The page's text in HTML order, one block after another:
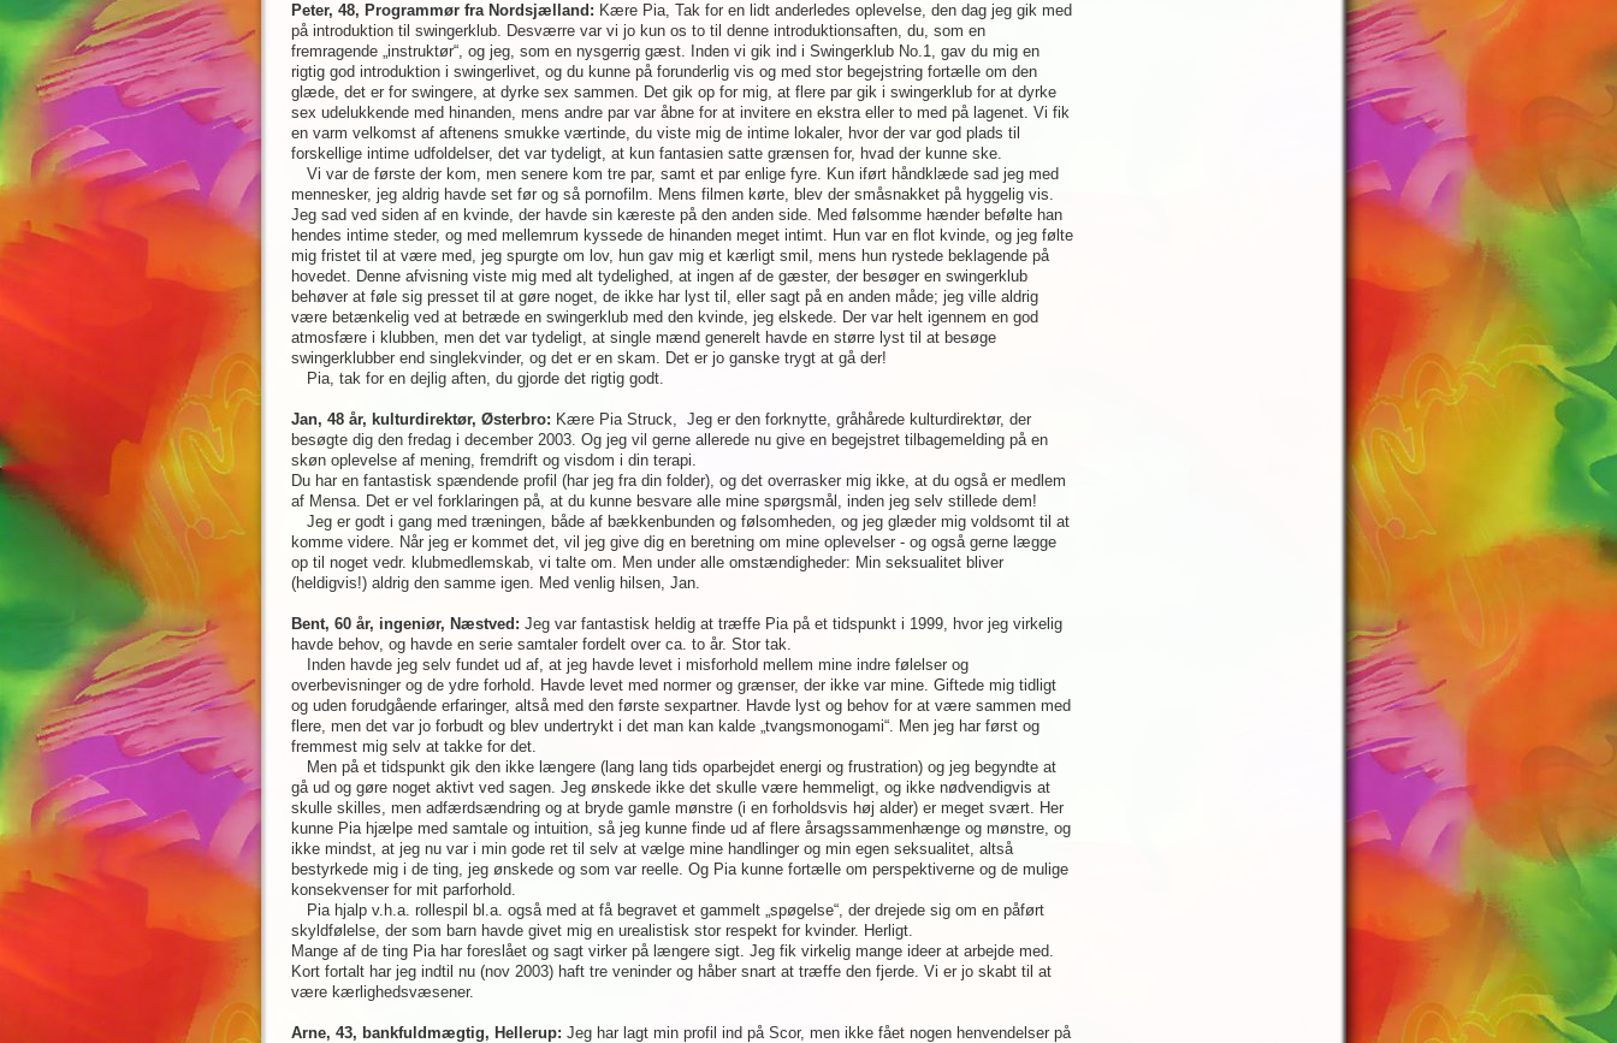
Peter, 48, Programmør fra Nordsjælland: Kære Pia, Tak for en lidt anderledes oplevelse, den dag jeg gik med
på introduktion til swingerklub. Desværre var vi jo kun os to til denne introduktionsaften, du, som en
fremragende „instruktør“, og jeg, som en nysgerrig gæst. Inden vi gik ind i Swingerklub No.1, gav du mig en
rigtig god introduktion i swingerlivet, og du kunne på forunderlig vis og med stor begejstring fortælle om den
glæde, det er for swingere, at dyrke sex sammen. Det gik op for mig, at flere par gik i swingerklub for at dyrke
sex udelukkende med hinanden, mens andre par var åbne for at invitere en ekstra eller to med på lagenet. Vi fik
en varm velkomst af aftenens smukke værtinde, du viste mig de intime lokaler, hvor der var god plads til
forskellige intime udfoldelser, det var tydeligt, at kun fantasien satte grænsen for, hvad der kunne ske.
Vi var de første der kom, men senere kom tre par, samt et par enlige fyre. Kun iført håndklæde sad jeg med
mennesker, jeg aldrig havde set før og så pornofilm. Mens filmen kørte, blev der småsnakket på hyggelig vis.
Jeg sad ved siden af en kvinde, der havde sin kæreste på den anden side. Med følsomme hænder befølte han
hendes intime steder, og med mellemrum kyssede de hinanden meget intimt. Hun var en flot kvinde, og jeg følte
mig fristet til at være med, jeg spurgte om lov, hun gav mig et kærligt smil, mens hun rystede beklagende på
hovedet. Denne afvisning viste mig med alt tydelighed, at ingen af de gæster, der besøger en swingerklub
behøver at føle sig presset til at gøre noget, de ikke har lyst til, eller sagt på en anden måde; jeg ville aldrig
være betænkelig ved at betræde en swingerklub med den kvinde, jeg elskede. Der var helt igennem en god
atmosfære i klubben, men det var tydeligt, at single mænd generelt havde en større lyst til at besøge
swingerklubber end singlekvinder, og det er en skam. Det er jo ganske trygt at gå der!
Pia, tak for en dejlig aften, du gjorde det rigtig godt.
Jan, 48 år, kulturdirektør, Østerbro: Kære Pia Struck, Jeg er den forknytte, gråhårede kulturdirektør, der
besøgte dig den fredag i december 2003. Og jeg vil gerne allerede nu give en begejstret tilbagemelding på en
skøn oplevelse af mening, fremdrift og visdom i din terapi.
Du har en fantastisk spændende profil (har jeg fra din folder), og det overrasker mig ikke, at du også er medlem
af Mensa. Det er vel forklaringen på, at du kunne besvare alle mine spørgsmål, inden jeg selv stillede dem!
Jeg er godt i gang med træningen, både af bækkenbunden og følsomheden, og jeg glæder mig voldsomt til at
komme videre. Når jeg er kommet det, vil jeg give dig en beretning om mine oplevelser - og også gerne lægge
op til noget vedr. klubmedlemskab, vi talte om. Men under alle omstændigheder: Min seksualitet bliver
(heldigvis!) aldrig den samme igen. Med venlig hilsen, Jan.
Bent, 60 år, ingeniør, Næstved: Jeg var fantastisk heldig at træffe Pia på et tidspunkt i 1999, hvor jeg virkelig
havde behov, og havde en serie samtaler fordelt over ca. to år. Stor tak.
Inden havde jeg selv fundet ud af, at jeg havde levet i misforhold mellem mine indre følelser og
overbevisninger og de ydre forhold. Havde levet med normer og grænser, der ikke var mine. Giftede mig tidligt
og uden forudgående erfaringer, altså med den første sexpartner. Havde lyst og behov for at være sammen med
flere, men det var jo forbudt og blev undertrykt i det man kan kalde „tvangsmonogami“. Men jeg har først og
fremmest mig selv at takke for det.
Men på et tidspunkt gik den ikke længere (lang lang tids oparbejdet energi og frustration) og jeg begyndte at
gå ud og gøre noget aktivt ved sagen. Jeg ønskede ikke det skulle være hemmeligt, og ikke nødvendigvis at
skulle skilles, men adfærdsændring og at bryde gamle mønstre (i en forholdsvis høj alder) er meget svært. Her
kunne Pia hjælpe med samtale og intuition, så jeg kunne finde ud af flere årsagssammenhænge og mønstre, og
ikke mindst, at jeg nu var i min gode ret til selv at vælge mine handlinger og min egen seksualitet, altså
bestyrkede mig i de ting, jeg ønskede og som var reelle. Og Pia kunne fortælle om perspektiverne og de mulige
konsekvenser for mit parforhold.
Pia hjalp v.h.a. rollespil bl.a. også med at få begravet et gammelt „spøgelse“, der drejede sig om en påført
skyldfølelse, der som barn havde givet mig en urealistisk stor respekt for kvinder. Herligt.
Mange af de ting Pia har foreslået og sagt virker på længere sigt. Jeg fik virkelig mange ideer at arbejde med.
Kort fortalt har jeg indtil nu (nov 2003) haft tre veninder og håber snart at træffe den fjerde. Vi er jo skabt til at
være kærlighedsvæsener.
Arne, 43, bankfuldmægtig, Hellerup: Jeg har lagt min profil ind på Scor, men ikke fået nogen henvendelser på